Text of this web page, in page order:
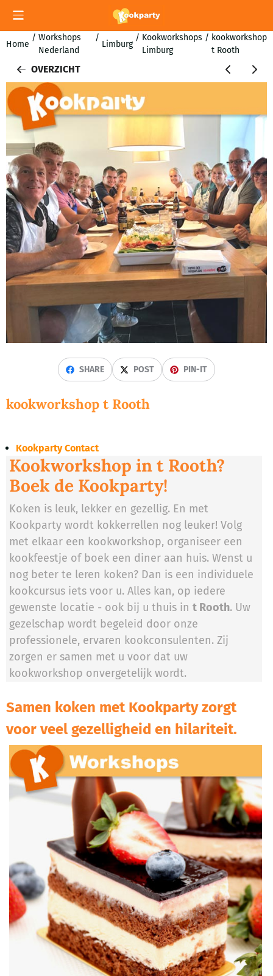
Cookievoorkeuren zijn momenteel gesloten.
Home
/ Workshops
Nederland
/
Limburg
/ Kookworkshops
Limburg
/ kookworkshop
t Rooth
OVERZICHT
SHARE POST PIN-IT
kookworkshop t Rooth
Kookparty Contact
Kookworkshop in t Rooth?
Boek de Kookparty!
Koken is leuk, lekker en gezellig. En met
Kookparty wordt kokkerrellen nog leuker! Volg
met elkaar een kookworkshop, organiseer een
kookfeestje of boek een diner aan huis. Wenst u
nog beter te leren koken? Dan is een individuele
kookcursus iets voor u. Alles kan, op iedere
gewenste locatie - ook bij u thuis in t Rooth. Uw
gezelschap wordt begeleid door onze
professionele, ervaren kookconsulenten. Zij
zorgen er samen met u voor dat uw
kookworkshop onvergetelijk wordt.
Samen koken met Kookparty zorgt
voor veel gezelligheid en hilariteit.